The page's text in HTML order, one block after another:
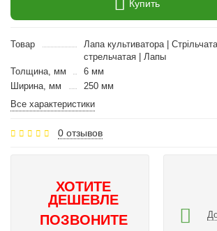
Купить
Товар
Лапа культиватора |
стрельчатая | Лапы
Толщина, мм
6 мм
Ширина, мм
250 мм
Все характеристики
0 отзывов
ХОТИТЕ
ДЕШЕВЛЕ
ПОЗВОНИТЕ